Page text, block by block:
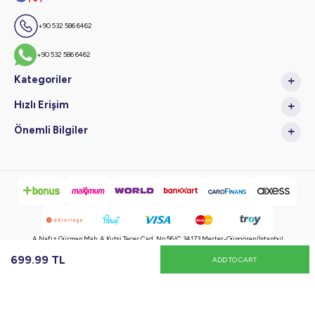
699.99 TL ADD TO CART
+90 532 586 6462
+90 532 586 6462
Kategoriler
Hızlı Erişim
Önemli Bilgiler
A.Nafiz Gürman Mah. A.Kutsi Tecer Cad. No:56/C 34173 Merter-Güngören/İstanbul